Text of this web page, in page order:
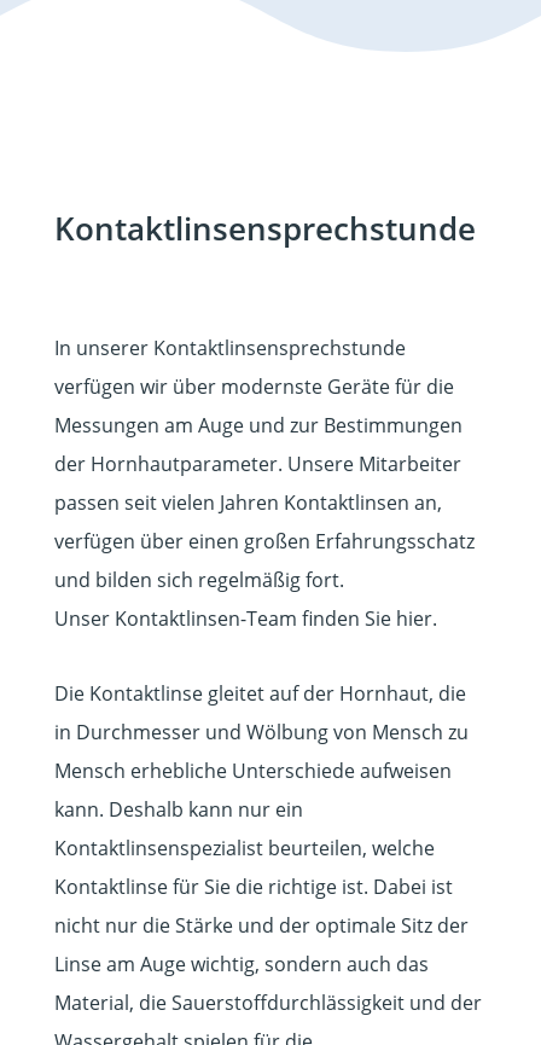
Kontaktlinsensprechstunde
In unserer Kontaktlinsensprechstunde
verfügen wir über modernste Geräte für die
Messungen am Auge und zur Bestimmungen
der Hornhautparameter. Unsere Mitarbeiter
passen seit vielen Jahren Kontaktlinsen an,
verfügen über einen großen Erfahrungsschatz
und bilden sich regelmäßig fort.
Unser Kontaktlinsen-Team finden Sie hier.
Die Kontaktlinse gleitet auf der Hornhaut, die
in Durchmesser und Wölbung von Mensch zu
Mensch erhebliche Unterschiede aufweisen
kann. Deshalb kann nur ein
Kontaktlinsenspezialist beurteilen, welche
Kontaktlinse für Sie die richtige ist. Dabei ist
nicht nur die Stärke und der optimale Sitz der
Linse am Auge wichtig, sondern auch das
Material, die Sauerstoffdurchlässigkeit und der